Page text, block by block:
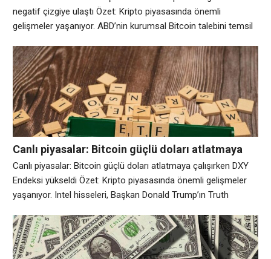
negatif çizgiye ulaştı Özet: Kripto piyasasında önemli
gelişmeler yaşanıyor. ABD’nin kurumsal Bitcoin talebini temsil
ulaşırken Bitcoin Pazartesi günü 63.000 doların altına düştü.
Coinglass’a göre Bitcoin, 19 Mayıs’tan bu yana uluslararası
borsalara göre Coinbase’de sürekli bir indirimle işlem görüyor
Canlı piyasalar: Bitcoin güçlü doları atlatmaya
çalışırken DXY Endeksi yükseldi
Canlı piyasalar: Bitcoin güçlü doları atlatmaya çalışırken DXY
Endeksi yükseldi Özet: Kripto piyasasında önemli gelişmeler
yaşanıyor. Intel hisseleri, Başkan Donald Trump’ın Truth
iletken tasarlamak ve üretmek için Apple (APPL) ile ortaklık
kuracağını duyurmasının ardından Perşembe günü piyasa
öncesi işlemlerde %9’dan fazla arttı. Truth Social’da